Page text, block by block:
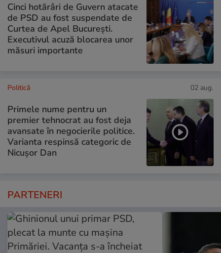
Cinci hotărâri de Guvern atacate
de PSD au fost suspendate de
Curtea de Apel București.
Executivul acuză blocarea unor
măsuri importante
Politică 02 aug.
Primele nume pentru un
premier tehnocrat au fost deja
avansate în negocierile politice.
Varianta respinsă categoric de
Nicușor Dan
PARTENERI